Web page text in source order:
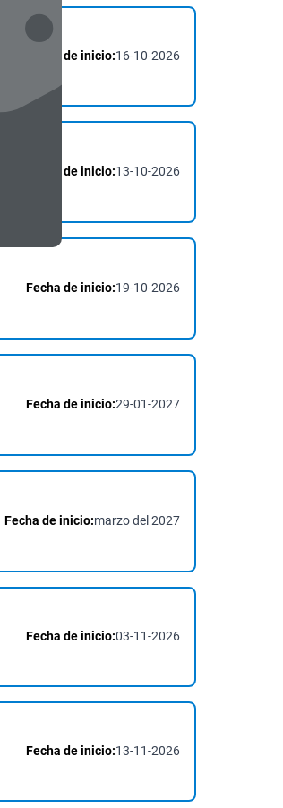
Fecha de inicio:16-10-2026
Fecha de inicio:13-10-2026
Fecha de inicio:19-10-2026
Fecha de inicio:29-01-2027
Fecha de inicio:marzo del 2027
Fecha de inicio:03-11-2026
Fecha de inicio:13-11-2026